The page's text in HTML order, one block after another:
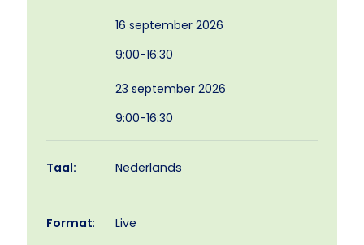
16 september 2026
9:00-16:30
23 september 2026
9:00-16:30
Taal: Nederlands
Format: Live